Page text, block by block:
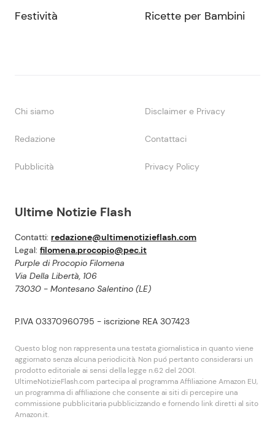
Ultime Notizie Flash
Contatti: redazione@ultimenotizieflash.com
Legal: filomena.procopio@pec.it
Purple di Procopio Filomena
Via Della Libertà, 106
73030 - Montesano Salentino (LE)
P.IVA 03370960795 - iscrizione REA 307423
Questo blog non rappresenta una testata giornalistica in quanto viene
aggiornato senza alcuna periodicità. Non puó pertanto considerarsi un
prodotto editoriale ai sensi della legge n.62 del 2001.
UltimeNotizieFlash.com partecipa al programma Affiliazione Amazon EU,
un programma di affiliazione che consente ai siti di percepire una
commissione pubblicitaria pubblicizzando e fornendo link diretti al sito
Amazon.it.
Festività Ricette per Bambini
Chi siamo Disclaimer e Privacy
Redazione Contattaci
Pubblicità Privacy Policy